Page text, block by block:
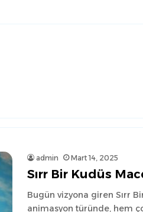
admin Mart 14, 2025
Sırr Bir Kudüs
Bugün vizyona giren Sırr
animasyon türünde, hem